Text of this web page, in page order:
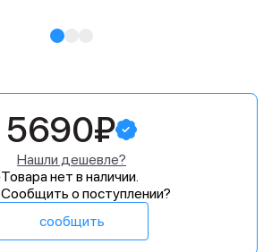
5690₽
Нашли дешевле?
Товара нет в наличии.
Сообщить о поступлении?
сообщить